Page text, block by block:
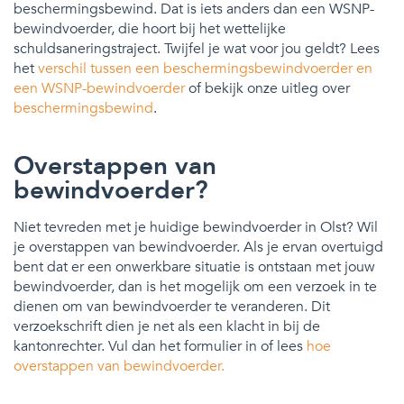
beschermingsbewind. Dat is iets anders dan een WSNP-
bewindvoerder, die hoort bij het wettelijke
schuldsaneringstraject. Twijfel je wat voor jou geldt? Lees
hetverschil tussen een beschermingsbewindvoerder en
een WSNP-bewindvoerderof bekijk onze uitleg over
beschermingsbewind.
Overstappen van
bewindvoerder?
Niet tevreden met je huidige bewindvoerder in Olst? Wil
je overstappen van bewindvoerder. Als je ervan overtuigd
bent dat er een onwerkbare situatie is ontstaan met jouw
bewindvoerder, dan is het mogelijk om een verzoek in te
dienen om van bewindvoerder te veranderen. Dit
verzoekschrift dien je net als een klacht in bij de
kantonrechter. Vul dan het formulier in of lees hoe
overstappen van bewindvoerder.